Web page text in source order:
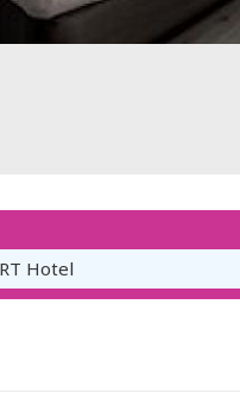
Hotel